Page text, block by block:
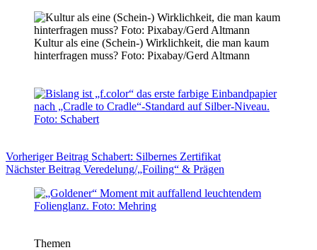
Kultur als eine (Schein-) Wirklichkeit, die man kaum
hinterfragen muss? Foto: Pixabay/Gerd Altmann
VorherigerBeitrag Schabert: Silbernes Zertifikat
NächsterBeitrag Veredelung/„Foiling“ & Prägen
Themen